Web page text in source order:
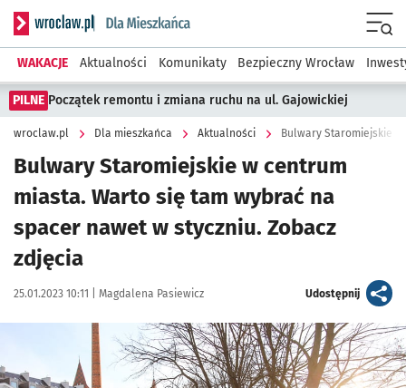
Serwis informacyjny wroclaw.pl podserwis: Dla mieszkańca
WAKACJE Aktualności Komunikaty Bezpieczny Wrocław
PILNE Początek remontu i zmiana ruchu na ul. Gajowickiej
wroclaw.pl Dla mieszkańca Aktualności
Bulwary Staromiejskie w centrum
miasta. Warto się tam wybrać na
spacer nawet w styczniu. Zobacz
zdjęcia
Data publikacji:
25.01.2023 10:11 | Autor:
Magdalena Pasiewicz Udostępnijartykuł
Kliknij, aby zobaczyć galerię